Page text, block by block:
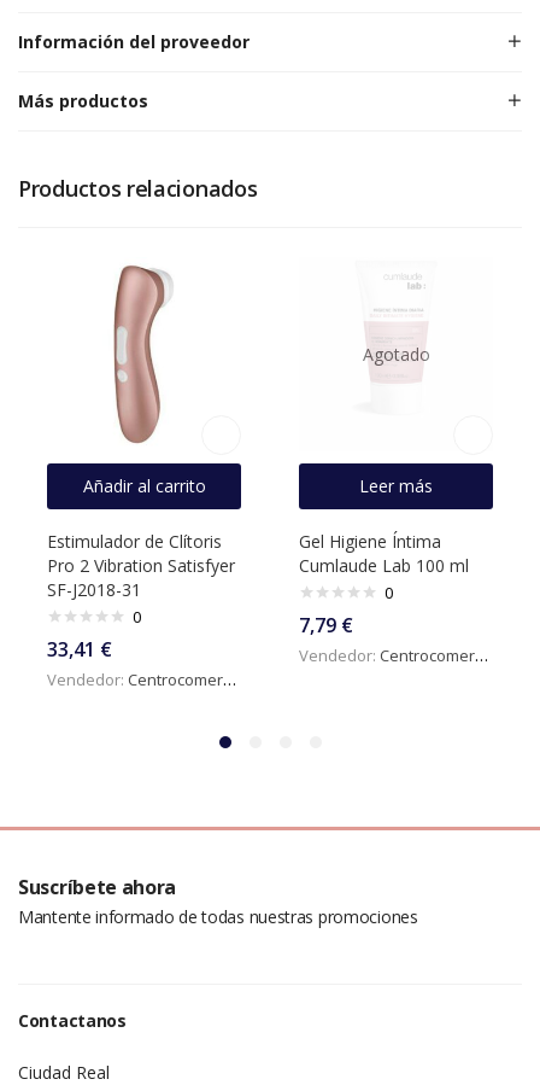
Información del proveedor
Más productos
Productos relacionados
Añadir al carrito
Estimulador de Clítoris
Pro 2 Vibration Satisfyer
SF-J2018-31
0
33,41 €
Vendedor: Centrocomercialdigital
Agotado
Leer más
Gel Higiene Íntima
Cumlaude Lab 100 ml
0
7,79 €
Vendedor: Centrocomercialdigital
Suscríbete ahora
Mantente informado de todas nuestras promociones
Contactanos
Ciudad Real